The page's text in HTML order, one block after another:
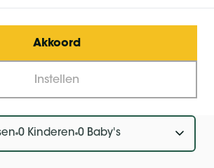
Akkoord
Instellen
0 Kinderen 0 Baby's